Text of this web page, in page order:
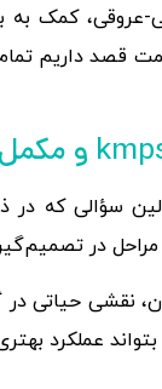
عروقی،
داریم تمام
سؤالی که
در
نقشی حیاتی
عملکرد